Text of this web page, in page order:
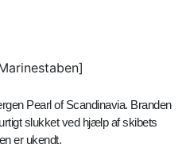
Pearl of Scandinavia. Branden
slukket ved hjælp af skibets
er ukendt.